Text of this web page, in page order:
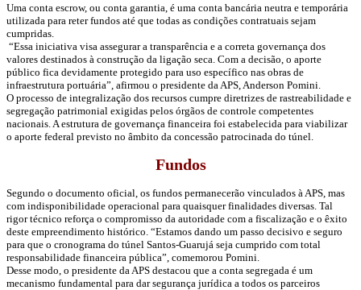
Uma conta escrow, ou conta garantia, é uma conta bancária neutra e temporária
utilizada para reter fundos até que todas as condições contratuais sejam
cumpridas.
“Essa iniciativa visa assegurar a transparência e a correta governança dos
valores destinados à construção da ligação seca. Com a decisão, o aporte
público fica devidamente protegido para uso específico nas obras de
infraestrutura portuária”, afirmou o presidente da APS, Anderson Pomini.
O processo de integralização dos recursos cumpre diretrizes de rastreabilidade e
segregação patrimonial exigidas pelos órgãos de controle competentes
nacionais. A estrutura de governança financeira foi estabelecida para viabilizar
o aporte federal previsto no âmbito da concessão patrocinada do túnel.
Fundos
Segundo o documento oficial, os fundos permanecerão vinculados à APS, mas
com indisponibilidade operacional para quaisquer finalidades diversas. Tal
rigor técnico reforça o compromisso da autoridade com a fiscalização e o êxito
deste empreendimento histórico. “Estamos dando um passo decisivo e seguro
para que o cronograma do túnel Santos-Guarujá seja cumprido com total
responsabilidade financeira pública”, comemorou Pomini.
Desse modo, o presidente da APS destacou que a conta segregada é um
mecanismo fundamental para dar segurança jurídica a todos os parceiros